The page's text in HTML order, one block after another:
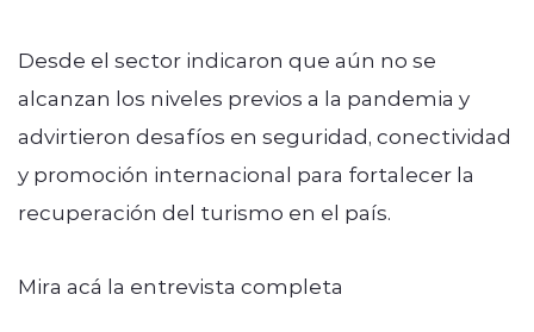
Desde el sector indicaron que aún no se
alcanzan los niveles previos a la pandemia y
advirtieron desafíos en seguridad, conectividad
y promoción internacional para fortalecer la
recuperación del turismo en el país.
Mira acá la entrevista completa